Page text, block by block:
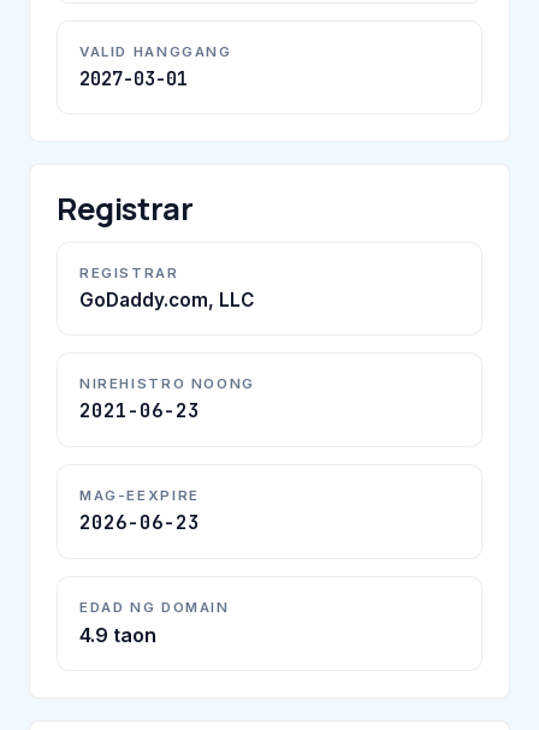
VALID HANGGANG
2027-03-01
Registrar
REGISTRAR
GoDaddy.com, LLC
NIREHISTRO NOONG
2021-06-23
MAG-EEXPIRE
2026-06-23
EDAD NG DOMAIN
4.9 taon